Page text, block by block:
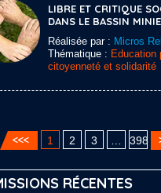
LIBRE ET CRITIQUE
DANS LE BASSIN
Réalisée par : Micros
Thématique : Education
citoyenneté et solidarité
1 2 3 398
RÉCENTES